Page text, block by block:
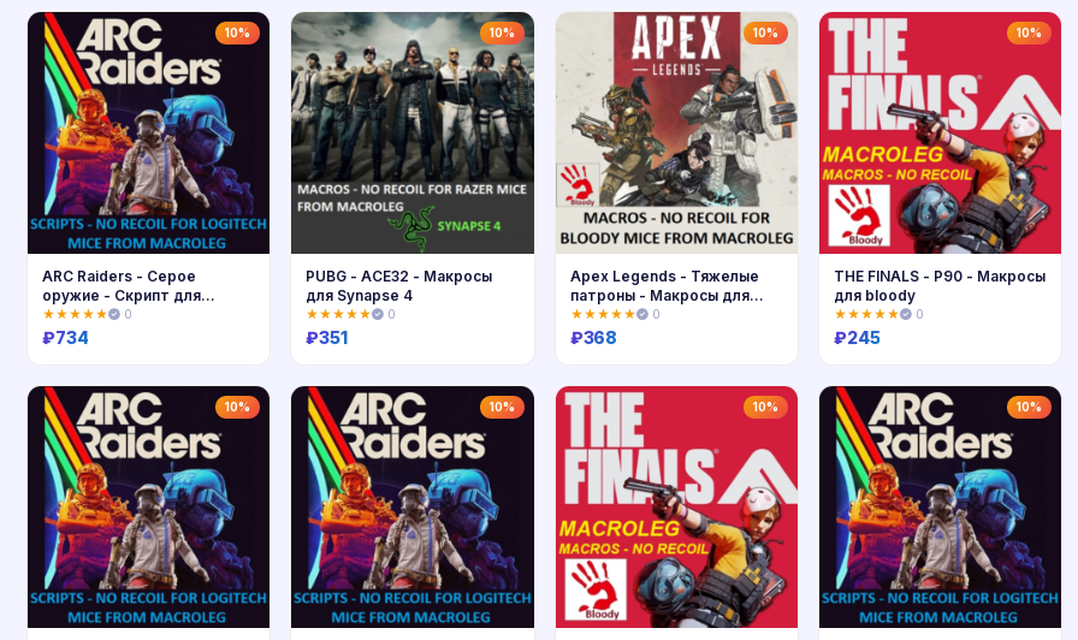
Купить Купить Купить
10%
Купить
ARC Raiders - Серое
оружие - Скрипт для
logitech
★★★★★ 0
₽734
10%
Купить
PUBG - ACE32 - Макросы
для Synapse 4
★★★★★ 0
₽351
10%
Apex Legends - Тяжелые
патроны - Макросы для
bloody
★★★★★ 0
₽368
10%
Купить
THE FINALS - P90 - Макросы
для bloody
★★★★★ 0
₽245
10% 10% 10% 10%